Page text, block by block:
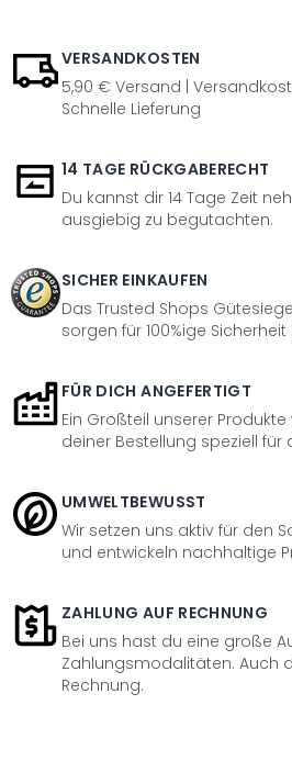
VERSANDKOSTEN
5,90 € Versand |
Schnelle Lieferung
14 TAGE RÜCKGABERECHT
Du kannst dir 14 Tage Zeit
ausgiebig zu begutachten.
SICHER EINKAUFEN
Das Trusted Shops
sorgen für 100%ige
FÜR DICH ANGEFERTIGT
Ein Großteil unserer
deiner Bestellung speziell für
UMWELTBEWUSST
Wir setzen uns aktiv für den
und entwickeln nachhaltige
ZAHLUNG AUF RECHNUNG
Bei uns hast du eine große
Zahlungsmodalitäten. Auch
Rechnung.